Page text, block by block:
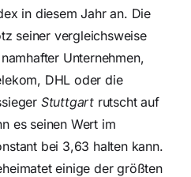
in diesem Jahr an. Die
seiner vergleichsweise
Unternehmen,
DHL oder die
Stuttgart rutscht auf
es seinen Wert im
bei 3,63 halten kann.
einige der größten